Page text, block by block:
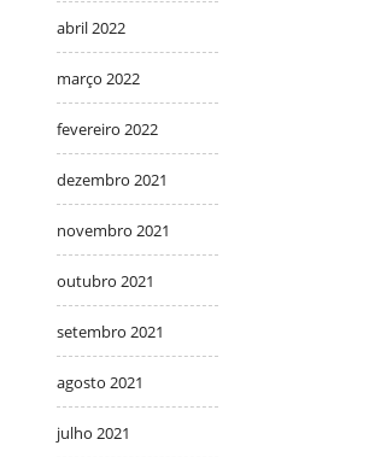
abril 2022
março 2022
fevereiro 2022
dezembro 2021
novembro 2021
outubro 2021
setembro 2021
agosto 2021
julho 2021